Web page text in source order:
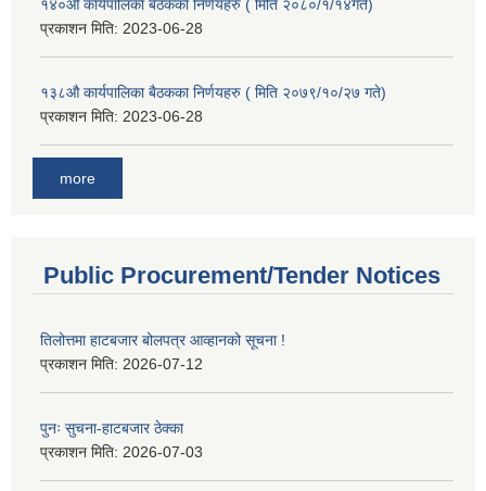
१४०औ कार्यपालिका बैठकका निर्णयहरु ( मिति २०८०/१/१४गते)
प्रकाशन मिति: 2023-06-28
१३८औ कार्यपालिका बैठकका निर्णयहरु ( मिति २०७९/१०/२७ गते)
प्रकाशन मिति: 2023-06-28
more
Public Procurement/Tender Notices
तिलोत्तमा हाटबजार बोलपत्र आव्हानको सूचना !
प्रकाशन मिति: 2026-07-12
पुनः सुचना-हाटबजार ठेक्का
प्रकाशन मिति: 2026-07-03